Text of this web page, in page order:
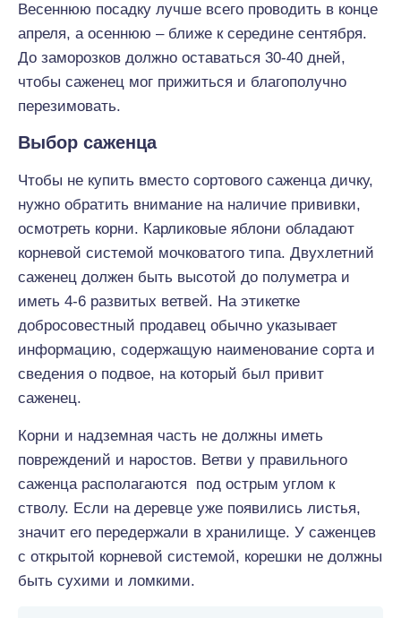
Весеннюю посадку лучше всего проводить в конце
апреля, а осеннюю – ближе к середине сентября.
До заморозков должно оставаться 30-40 дней,
чтобы саженец мог прижиться и благополучно
перезимовать.
Выбор саженца
Чтобы не купить вместо сортового саженца дичку,
нужно обратить внимание на наличие прививки,
осмотреть корни. Карликовые яблони обладают
корневой системой мочковатого типа. Двухлетний
саженец должен быть высотой до полуметра и
иметь 4-6 развитых ветвей. На этикетке
добросовестный продавец обычно указывает
информацию, содержащую наименование сорта и
сведения о подвое, на который был привит
саженец.
Корни и надземная часть не должны иметь
повреждений и наростов. Ветви у правильного
саженца располагаются под острым углом к
стволу. Если на деревце уже появились листья,
значит его передержали в хранилище. У саженцев
с открытой корневой системой, корешки не должны
быть сухими и ломкими.